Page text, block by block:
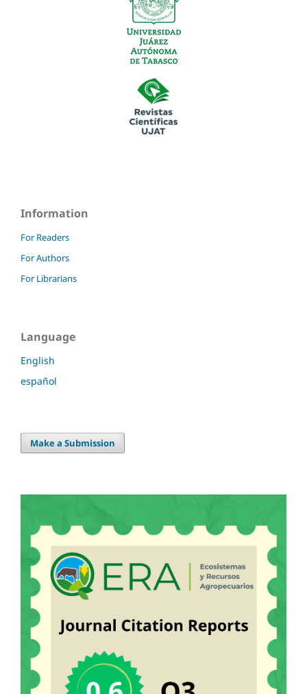
Information
For Readers
For Authors
For Librarians
Language
English
español
Make a Submission